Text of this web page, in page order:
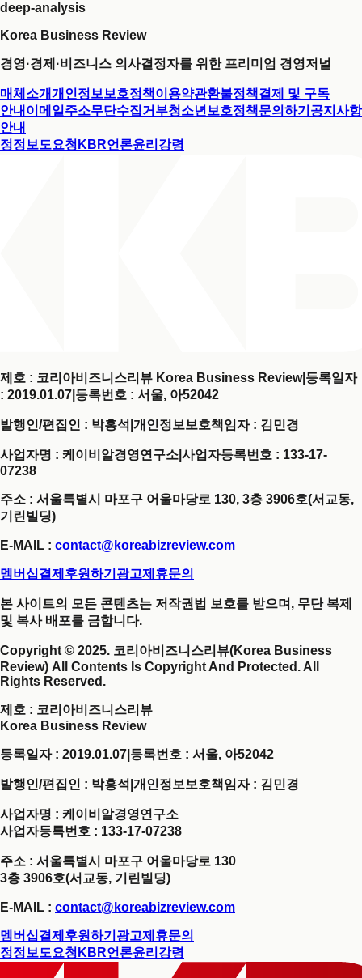
deep-analysis
Korea Business Review
경영·경제·비즈니스 의사결정자를 위한 프리미엄 경영저널
매체소개개인정보보호정책이용약관환불정책결제 및 구독
안내 이메일주소무단수집거부청소년보호정책문의하기 공지사항
안내
정정보도요청 KBR언론윤리강령
제호 : 코리아비즈니스리뷰 Korea Business Review| 등록일자
: 2019.01.07 등록번호 : 서울, 아52042
발행인/편집인 : 박홍석 개인정보보호책임자 : 김민경
사업자명 : 케이비알경영연구소 사업자등록번호 : 133-17-
07238
주소 : 서울특별시 마포구 어울마당로 130, 3층 3906호(서교동,
기린빌딩)
E-MAIL : contact@koreabizreview.com
멤버십결제 후원하기 광고제휴문의
본 사이트의 모든 콘텐츠는 저작권법 보호를 받으며, 무단 복제
및 복사 배포를 금합니다.
Copyright © 2025. 코리아비즈니스리뷰(Korea Business
Review) All Contents Is Copyright And Protected. All
Rights Reserved.
제호 : 코리아비즈니스리뷰
Korea Business Review
등록일자 : 2019.01.07 등록번호 : 서울, 아52042
발행인/편집인 : 박홍석 개인정보보호책임자 : 김민경
사업자명 : 케이비알경영연구소
사업자등록번호 : 133-17-07238
주소 : 서울특별시 마포구 어울마당로 130
3층 3906호(서교동, 기린빌딩)
E-MAIL : contact@koreabizreview.com
멤버십결제 후원하기 광고제휴문의
정정보도요청 KBR언론윤리강령